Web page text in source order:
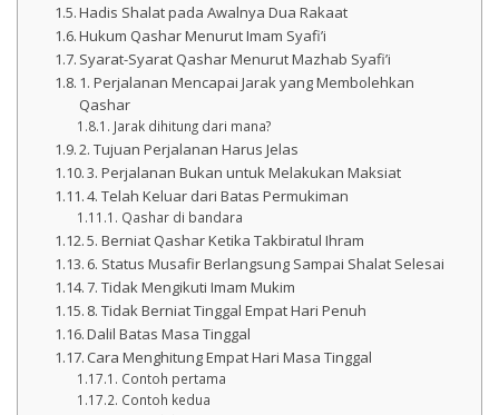
Hadis Shalat pada Awalnya Dua Rakaat
Hukum Qashar Menurut Imam Syafi’i
Syarat-Syarat Qashar Menurut Mazhab Syafi’i
1. Perjalanan Mencapai Jarak yang Membolehkan
Qashar
Jarak dihitung dari mana?
2. Tujuan Perjalanan Harus Jelas
3. Perjalanan Bukan untuk Melakukan Maksiat
4. Telah Keluar dari Batas Permukiman
Qashar di bandara
5. Berniat Qashar Ketika Takbiratul Ihram
6. Status Musafir Berlangsung Sampai Shalat Selesai
7. Tidak Mengikuti Imam Mukim
8. Tidak Berniat Tinggal Empat Hari Penuh
Dalil Batas Masa Tinggal
Cara Menghitung Empat Hari Masa Tinggal
Contoh pertama
Contoh kedua